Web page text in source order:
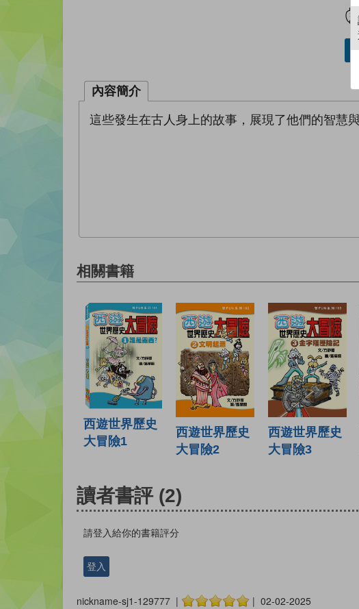
內容簡介
這些發生在古人身上的故事，展現了他們的智慧
相關書籍
西遊世界歷史
大冒險1
西遊世界歷史
大冒險2
西遊世界歷史
大冒險3
讀者書評 (2)
請登入給你的書籍評分
登入
nickname-sj1-129777 | | 02-02-2025